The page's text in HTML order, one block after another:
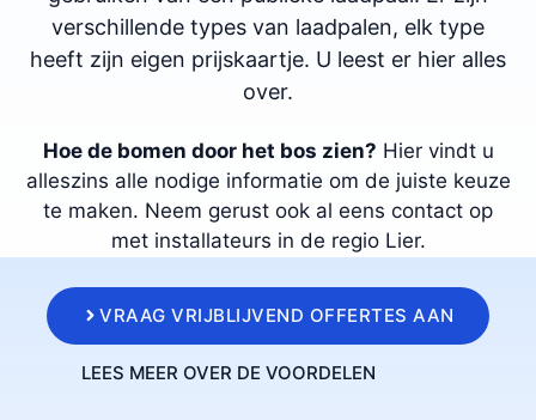
verschillende types van laadpalen, elk type
heeft zijn eigen prijskaartje. U leest er hier alles
over.
Hoe de bomen door het bos zien? Hier vindt u
alleszins alle nodige informatie om de juiste keuze
te maken. Neem gerust ook al eens contact op
met installateurs in de regio Lier.
VRAAG VRIJBLIJVEND OFFERTES AAN
LEES MEER OVER DE VOORDELEN